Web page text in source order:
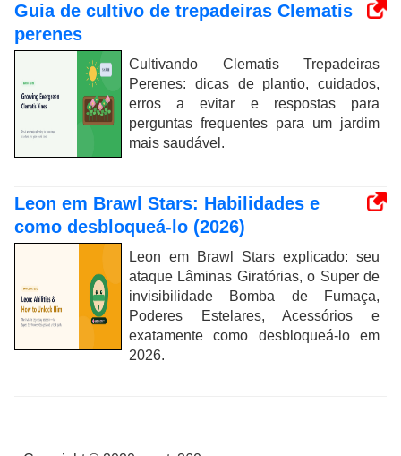
Guia de cultivo de trepadeiras Clematis
perenes
Cultivando Clematis Trepadeiras
Perenes: dicas de plantio, cuidados,
erros a evitar e respostas para
perguntas frequentes para um jardim
mais saudável.
Leon em Brawl Stars: Habilidades e
como desbloqueá-lo (2026)
Leon em Brawl Stars explicado: seu
ataque Lâminas Giratórias, o Super de
invisibilidade Bomba de Fumaça,
Poderes Estelares, Acessórios e
exatamente como desbloqueá-lo em
2026.